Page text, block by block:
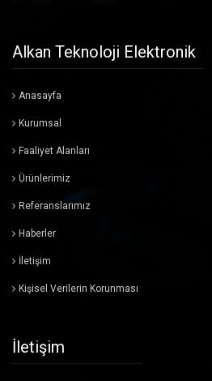
Cihaz Sunucuları
Fanlar
Hafıza Ürünleri
Mekanik Üretim Malzemeleri
Bobin
Pil, Akü ve Şarj Cihazları
Alkan Teknoloji Elektronik
Anasayfa
Kurumsal
Faaliyet Alanları
Ürünlerimiz
Referanslarımız
Haberler
İletişim
Kişisel Verilerin Korunması
İletişim